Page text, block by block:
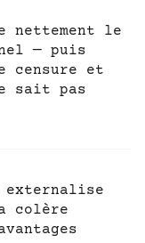
le
— puis
censure et
sait pas
colère